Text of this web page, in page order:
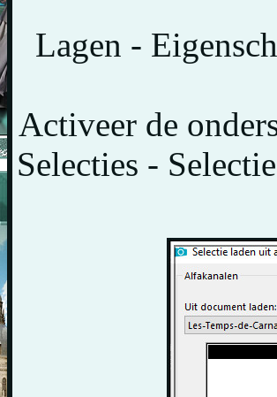
Lagen -
Activeer de
Selecties -